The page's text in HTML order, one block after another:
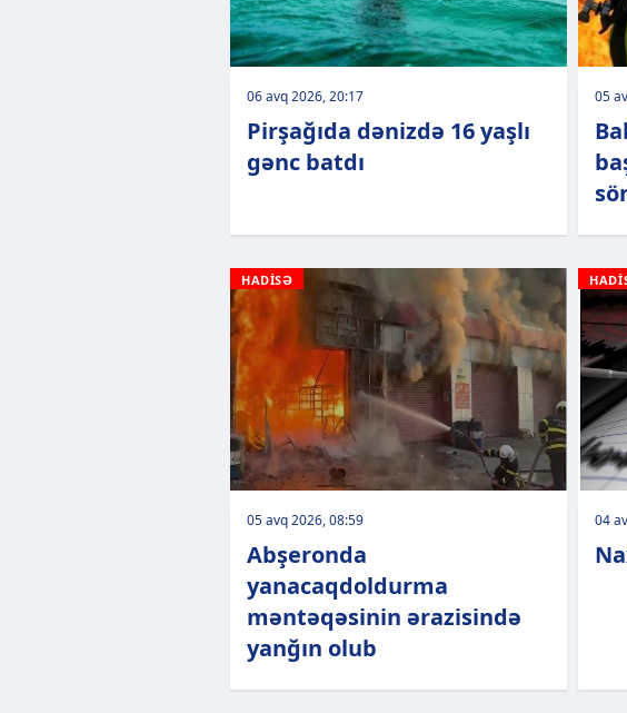
06 avq 2026, 20:17
Pirşağıda dənizdə 16 yaşlı
gənc batdı
05
HADİSƏ
05 avq 2026, 08:59
Abşeronda
yanacaqdoldurma
məntəqəsinin ərazisində
yanğın olub
04